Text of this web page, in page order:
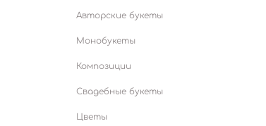
Авторские букеты
Монобукеты
Композиции
Свадебные букеты
Цветы